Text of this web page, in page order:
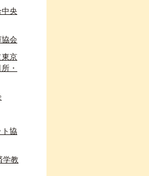
中央
協会
東京
・
ト協
学教